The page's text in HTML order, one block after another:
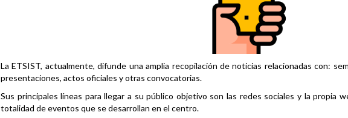
La ETSIST, actualmente, difunde una amplia recopilación de noticias relacionadas con:
presentaciones, actos oficiales y otras convocatorias.
Sus principales líneas para llegar a su público objetivo son las redes sociales y la propia
totalidad de eventos que se desarrollan en el centro.